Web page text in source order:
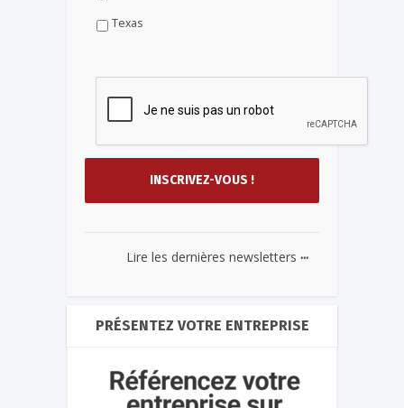
Texas
Lire les dernières newsletters ...
PRÉSENTEZ VOTRE ENTREPRISE